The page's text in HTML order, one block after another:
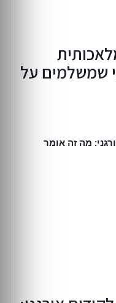
לפני שמשלמים על